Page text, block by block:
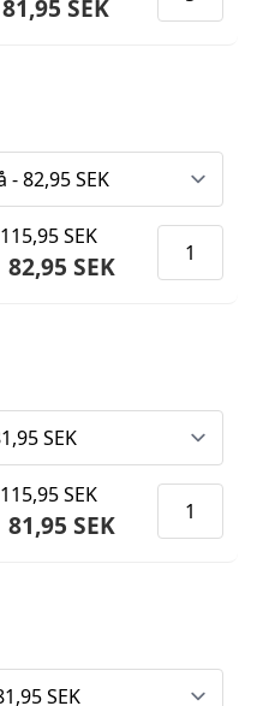
81,95 SEK
115,95 SEK
82,95 SEK
115,95 SEK
81,95 SEK